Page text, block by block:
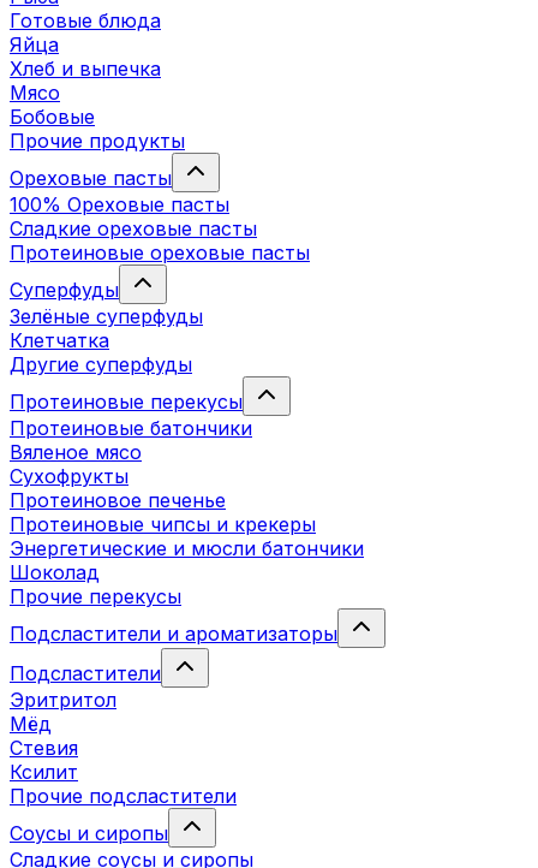
Готовые блюда
Яйца
Хлеб и выпечка
Мясо
Бобовые
Прочие продукты
Ореховые пасты
100% Ореховые пасты
Сладкие ореховые пасты
Протеиновые ореховые пасты
Суперфуды
Зелёные суперфуды
Клетчатка
Другие суперфуды
Протеиновые перекусы
Протеиновые батончики
Вяленое мясо
Сухофрукты
Протеиновое печенье
Протеиновые чипсы и крекеры
Энергетические и мюсли батончики
Шоколад
Прочие перекусы
Подсластители и ароматизаторы
Подсластители
Эритритол
Мёд
Стевия
Ксилит
Прочие подсластители
Соусы и сиропы
Сладкие соусы и сиропы